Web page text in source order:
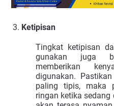
Ketipisan
Tingkat ketipisan
gunakan juga
memberikan
digunakan.
paling tipis, maka
ringan ketika